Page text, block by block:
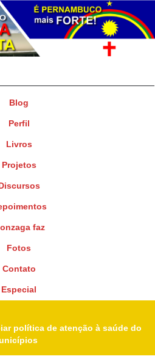
Blog
Perfil
Livros
Projetos
faz
Fotos
Contato
Especial
política de atenção à saúde do